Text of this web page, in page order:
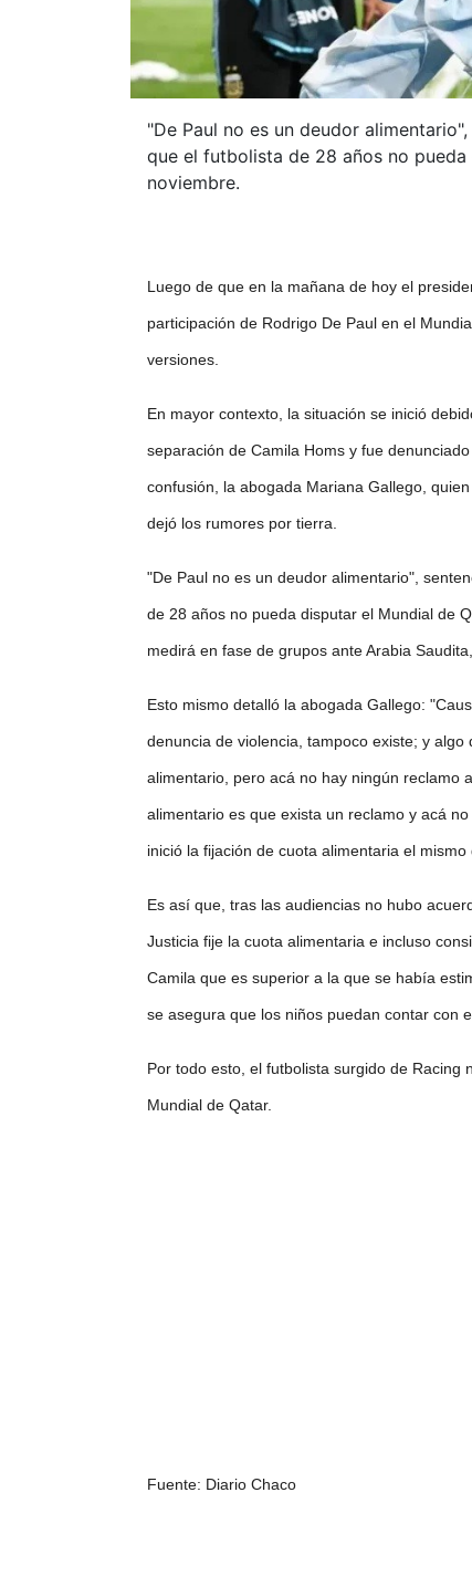
"De Paul no es un deudor
que el futbolista de 28 años no
noviembre.
Luego de que en la mañana de hoy el
participación de Rodrigo De Paul en el
versiones.
En mayor contexto, la situación se inició
separación de Camila Homs y fue
confusión, la abogada Mariana Gallego,
dejó los rumores por tierra.
"De Paul no es un deudor alimentario",
de 28 años no pueda disputar el Mundial de
medirá en fase de grupos ante Arabia
Esto mismo detalló la abogada Gallego:
denuncia de violencia, tampoco existe; y
alimentario, pero acá no hay ningún reclamo
alimentario es que exista un reclamo y acá
inició la fijación de cuota alimentaria el
Es así que, tras las audiencias no hubo
Justicia fije la cuota alimentaria e incluso
Camila que es superior a la que se había
se asegura que los niños puedan contar con
Por todo esto, el futbolista surgido de
Mundial de Qatar.
Fuente: Diario Chaco